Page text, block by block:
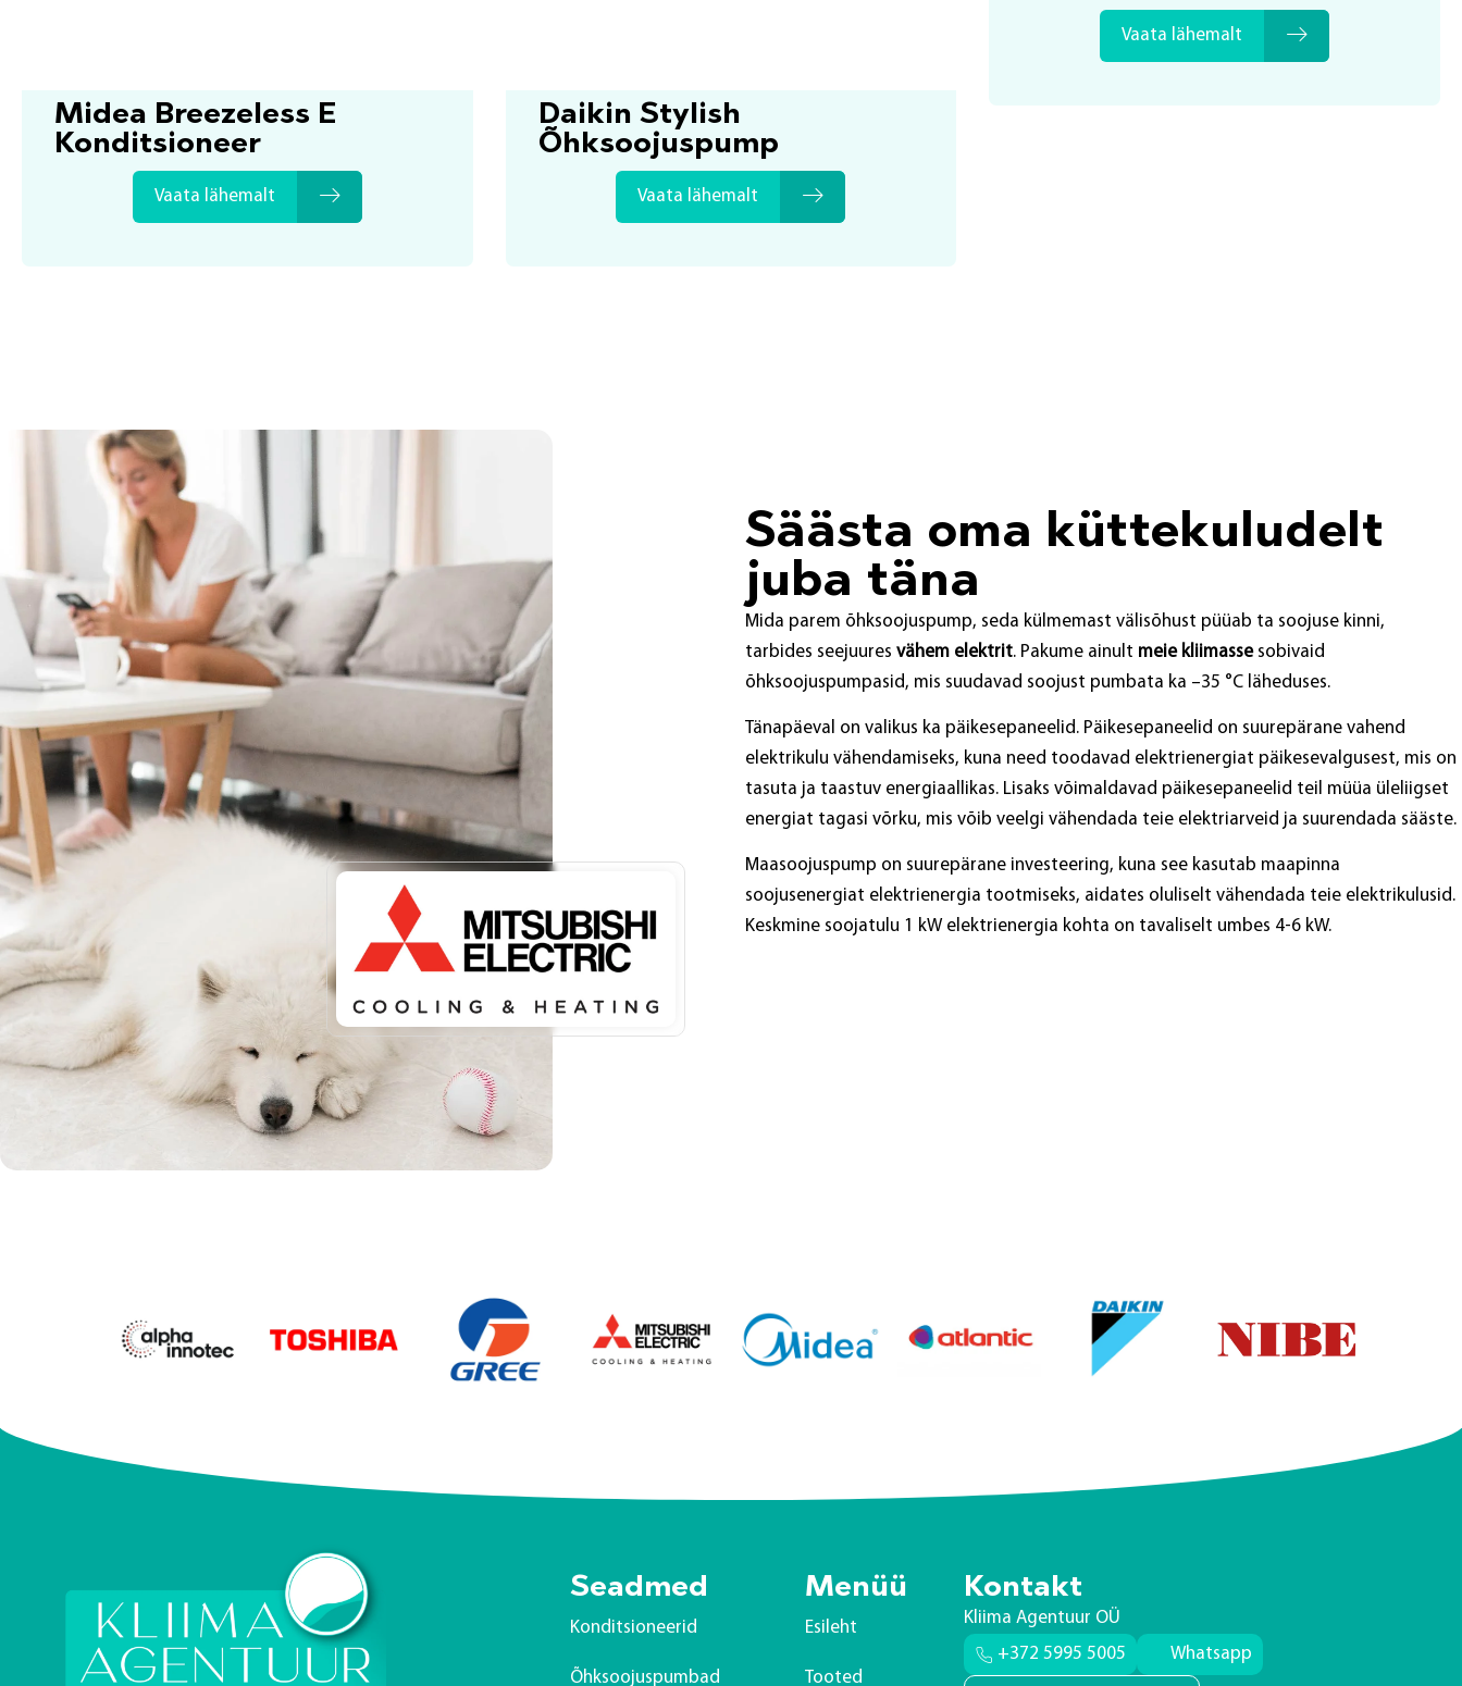
Midea Breezeless E
Konditsioneer
Vaata lähemalt
Daikin Stylish
Õhksoojuspump
Vaata lähemalt
Vaata lähemalt
Säästa oma küttekuludelt
juba täna
Mida parem õhksoojuspump, seda külmemast välisõhust püüab ta soojuse kinni,
tarbides seejuures vähem elektrit. Pakume ainult meie kliimassesobivaid
õhksoojuspumpasid, mis suudavad soojust pumbata ka –35 °C läheduses.
Tänapäeval on valikus ka päikesepaneelid. Päikesepaneelid on suurepärane vahend
elektrikulu vähendamiseks, kuna need toodavad elektrienergiat päikesevalgusest, mis on
tasuta ja taastuv energiaallikas. Lisaks võimaldavad päikesepaneelid teil müüa üleliigset
energiat tagasi võrku, mis võib veelgi vähendada teie elektriarveid ja suurendada sääste.
Maasoojuspump on suurepärane investeering, kuna see kasutab maapinna
soojusenergiat elektrienergia tootmiseks, aidates oluliselt vähendada teie elektrikulusid.
Keskmine soojatulu 1 kW elektrienergia kohta on tavaliselt umbes 4-6 kW.
Seadmed
Konditsioneerid
Õhksoojuspumbad
Menüü
Esileht
Tooted
Kontakt
Kliima Agentuur OÜ
+372 5995 5005
Whatsapp